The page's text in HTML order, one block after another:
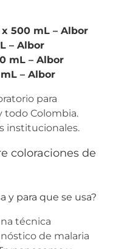
500 mL – Albor
– Albor
mL – Albor
– Albor
para
todo Colombia.
institucionales.
coloraciones de
y para que se usa?
técnica
de malaria